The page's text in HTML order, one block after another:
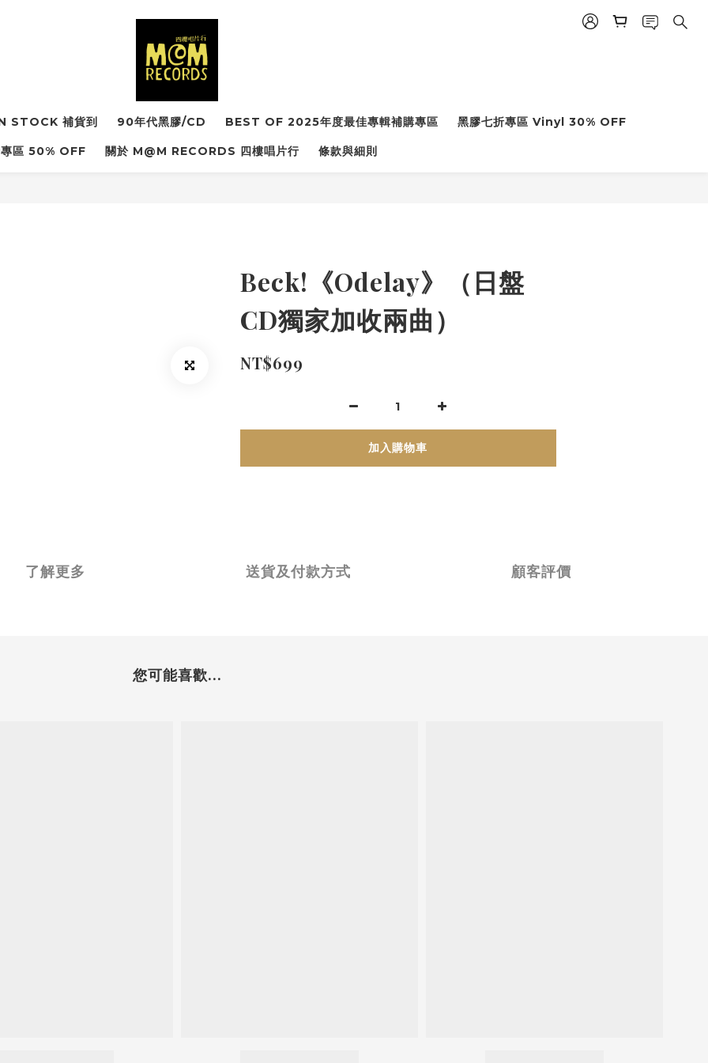
STOCK 補貨到 90年代黑膠/CD BEST OF 2025年度最佳專輯補購專區 黑膠七折專區 Vinyl 30% OFF
區 50% OFF 關於 M@M RECORDS 四樓唱片行 條款與細則
Beck!《Odelay》（日盤
CD獨家加收兩曲）
NT$699
加入購物車
了解更多 送貨及付款方式 顧客評價
您可能喜歡...